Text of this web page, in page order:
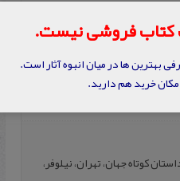
کوتاه جهان، تهران، نیلوفر،
کتاب فروشی نیست.
بهترین ها در میان انبوه آثار است.
خرید هم دارید.